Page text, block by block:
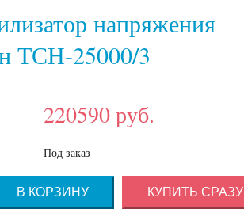
напряжения
ТСН-25000/3
220590руб.
Под заказ
КУПИТЬ СРАЗУ